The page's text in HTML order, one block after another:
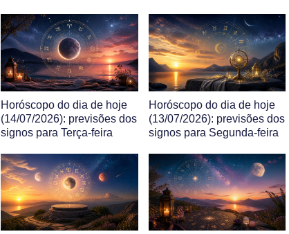
Horóscopo do dia de hoje
(14/07/2026): previsões dos
signos para Terça-feira
Horóscopo do dia de hoje
(13/07/2026): previsões dos
signos para Segunda-feira